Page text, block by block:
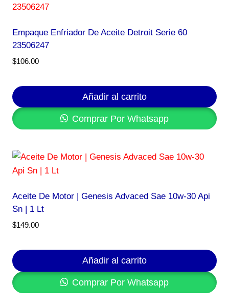
Empaque Enfriador De Aceite Detroit Serie 60
23506247
$106.00
Añadir al carrito
Comprar Por Whatsapp
Aceite De Motor | Genesis Advaced Sae 10w-30 Api
Sn | 1 Lt
$149.00
Añadir al carrito
Comprar Por Whatsapp